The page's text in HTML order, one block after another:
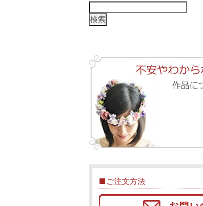
検
索:
■ご注文方法